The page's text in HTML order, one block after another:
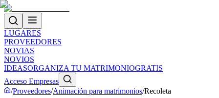
LUGARES
PROVEEDORES
NOVIAS
NOVIOS
IDEASORGANIZA TU MATRIMONIOGRATIS
Acceso Empresas
/Proveedores/Animación para matrimonios/Recoleta